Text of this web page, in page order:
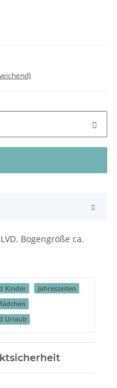
Bogengröße ca.
Kinder
Jahreszeiten
Urlaub